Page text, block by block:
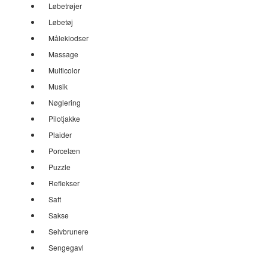
Løbetrøjer
Løbetøj
Måleklodser
Massage
Multicolor
Musik
Nøglering
Pilotjakke
Plaider
Porcelæn
Puzzle
Reflekser
Saft
Sakse
Selvbrunere
Sengegavl